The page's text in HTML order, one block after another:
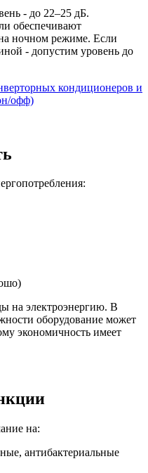
- до 22–25 дБ.
обеспечивают
ночном режиме. Если
- допустим уровень до
кондиционеров и
офф)
на электроэнергию. В
оборудование может
экономичность имеет
на:
антибактериальные